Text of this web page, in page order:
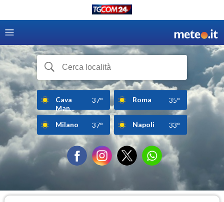
Cava
Man...
37° Roma 35°
Milano 37° Napoli 33°